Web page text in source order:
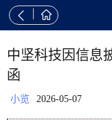
 
中坚科技因信息
函
小览 2026-05-07